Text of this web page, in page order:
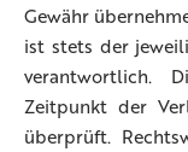
Gewähr
ist stets der
verantwortlich.
Zeitpunkt der
überprüft.